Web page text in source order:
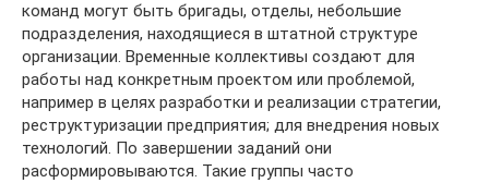
команд могут быть бригады, отделы, небольшие
подразделения, находящиеся в штатной структуре
организации. Временные коллективы создают для
работы над конкретным проектом или проблемой,
например в целях разработки и реализации стратегии,
реструктуризации предприятия; для внедрения новых
технологий. По завершении заданий они
расформировываются. Такие группы часто